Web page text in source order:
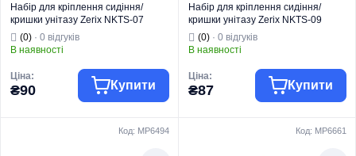
Набір для кріплення сидіння/
кришки унітазу Zerix NKTS-07
(ZX5597)
(0) · 0 відгуків
В наявності
Ціна:
₴90 Купити
Набір для кріплення сидіння/
кришки унітазу Zerix NKTS-09
(ZX5596)
(0)· 0 відгуків
В наявності
Ціна:
₴87 Купити
Код: MP6494 Код: MP6661